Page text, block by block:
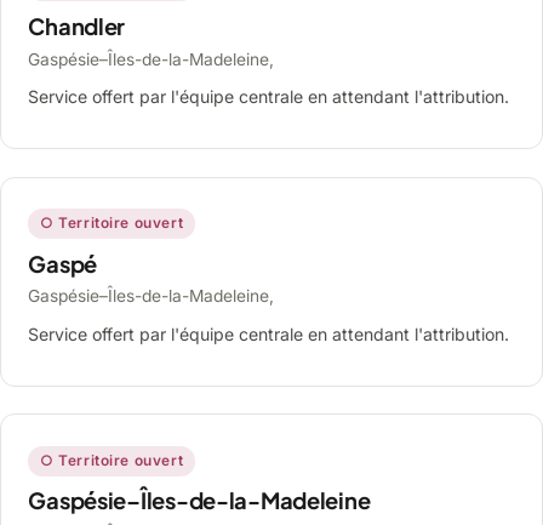
Chandler
Gaspésie–Îles-de-la-Madeleine,
Service offert par l'équipe centrale en attendant l'attribution.
○ Territoire ouvert
Gaspé
Gaspésie–Îles-de-la-Madeleine,
Service offert par l'équipe centrale en attendant l'attribution.
○ Territoire ouvert
Gaspésie–Îles-de-la-Madeleine